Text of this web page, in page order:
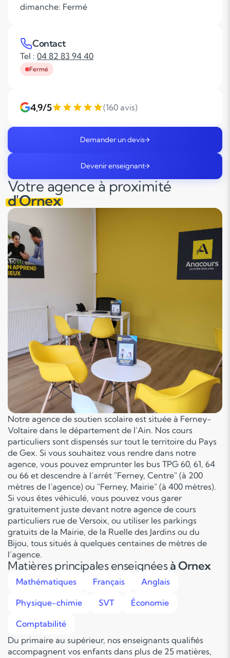
Votre agence à proximité
d'Ornex
Notre agence de soutien scolaire est située à Ferney-
Voltaire dans le département de l’Ain. Nos cours
particuliers sont dispensés sur tout le territoire du Pays
de Gex. Si vous souhaitez vous rendre dans notre
agence, vous pouvez emprunter les bus TPG 60, 61, 64
ou 66 et descendre à l’arrêt "Ferney, Centre" (à 200
mètres de l’agence) ou "Ferney, Mairie" (à 400 mètres).
Si vous êtes véhiculé, vous pouvez vous garer
gratuitement juste devant notre agence de cours
particuliers rue de Versoix, ou utiliser les parkings
gratuits de la Mairie, de la Ruelle des Jardins ou du
Bijou, tous situés à quelques centaines de mètres de
l’agence.
Matières principales enseignéesà Ornex
Mathématiques Français Anglais
Physique-chimie SVT Économie
Comptabilité
Du primaire au supérieur, nos enseignants qualifiés
accompagnent vos enfants dans plus de 25 matières,
dimanche: Fermé
Contact
Tel : 04 82 83 94 40
Fermé
4,9/5 (160 avis)
Demander un devis
Devenir enseignant